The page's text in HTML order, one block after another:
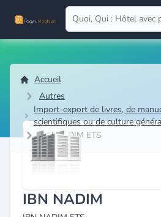
Accueil
Autres
Import-export de livres, de
scientifiques ou de culture
IBN NADIM ETS
IBN NADIM